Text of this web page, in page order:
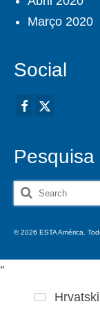
Março 2020
Social
Search
for:
© 2026 ESTA América.
''
Hrvatski